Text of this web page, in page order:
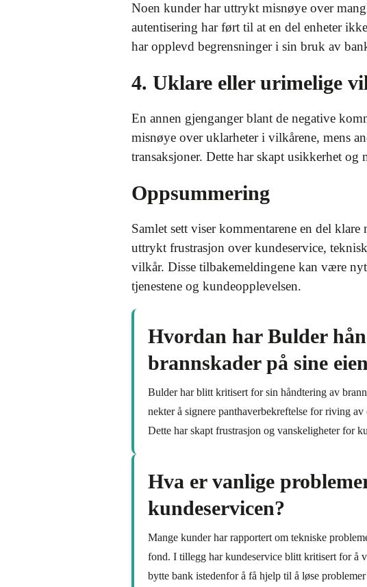
Noen kunder har uttrykt misnøye over
autentisering har ført til at en del enheter
har opplevd begrensninger i sin bruk av
4. Uklare eller urimelige
En annen gjenganger blant de negative
misnøye over uklarheter i vilkårene, mens
transaksjoner. Dette har skapt usikkerhet og
Oppsummering
Samlet sett viser kommentarene en del
uttrykt frustrasjon over kundeservice,
vilkår. Disse tilbakemeldingene kan være
tjenestene og kundeopplevelsen.
Hvordan har Bulder
brannskader på sine
Bulder har blitt kritisert for sin håndtering av
nekter å signere panthaverbekreftelse for riving
Dette har skapt frustrasjon og vanskeligheter for
Hva er vanlige
kundeservicen?
Mange kunder har rapportert om tekniske
fond. I tillegg har kundeservice blitt kritisert for å
bytte bank istedenfor å få hjelp til å løse